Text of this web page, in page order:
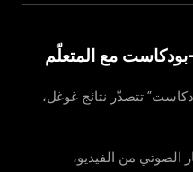
بودكاست مع المتعلّم
تتصدّر نتائج غوغل،
الصوتي من الفيديو،